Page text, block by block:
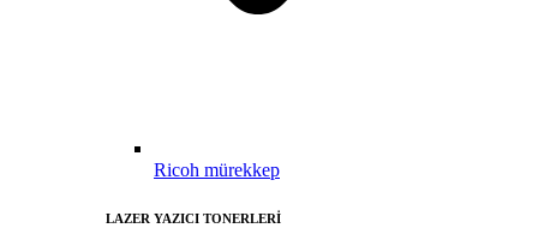
Ricoh mürekkep
LAZER YAZICI TONERLERİ